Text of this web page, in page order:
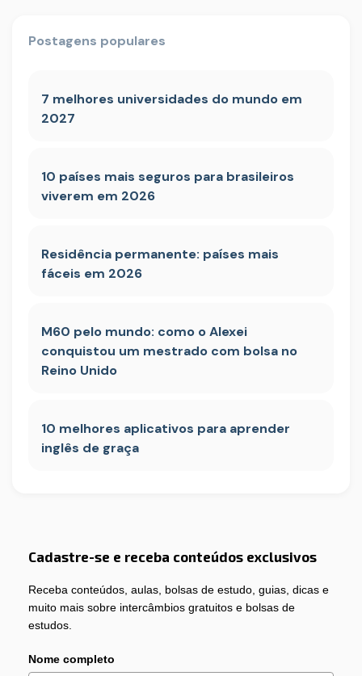
Postagens populares
7 melhores universidades do mundo em
2027
10 países mais seguros para brasileiros
viverem em 2026
Residência permanente: países mais
fáceis em 2026
M60 pelo mundo: como o Alexei
conquistou um mestrado com bolsa no
Reino Unido
10 melhores aplicativos para aprender
inglês de graça
Cadastre-se e receba conteúdos exclusivos
Receba conteúdos, aulas, bolsas de estudo, guias, dicas e
muito mais sobre intercâmbios gratuitos e bolsas de
estudos.
Nome completo